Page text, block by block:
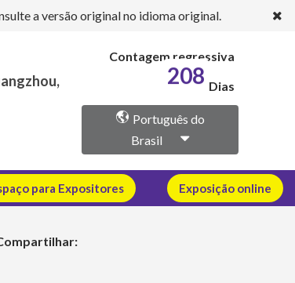
a versão original no idioma original.
Contagem regressiva
208 Dias
Português do
Brasil
para Expositores Exposição online